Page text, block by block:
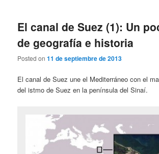
El canal de Suez (1): Un
de geografía e historia
Posted on11 de septiembre de 2013
El canal de Suez une el Mediterráneo con el
del istmo de Suez en la península del Sinaí.